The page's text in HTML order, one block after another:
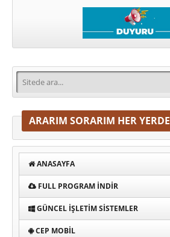
ARARIM SORARIM HER YERDE
ANASAYFA
FULL PROGRAM INDIR
GÜNCEL İŞLETIM SISTEMLER
CEP MOBIL